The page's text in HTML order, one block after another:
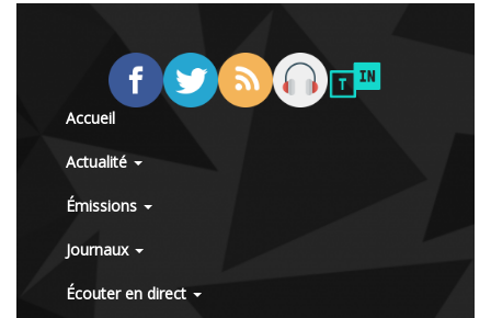
Accueil
Actualité
Émissions
Journaux
Écouter en direct